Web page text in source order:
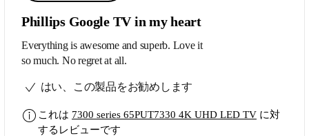
Phillips Google TV in my heart
Everything is awesome and superb. Love it
so much. No regret at all.
はい、この製品をお勧めします
これは 7300 series 65PUT7330 4K UHD LED TV に対
するレビューです